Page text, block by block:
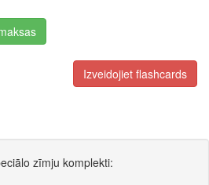
Izveidojiet flashcards
zīmju komplekti: